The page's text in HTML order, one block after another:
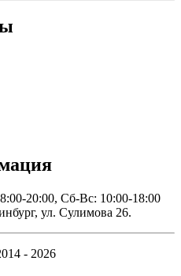
20:00, Сб-Вс: 10:00-18:00
ул. Сулимова 26.
- 2026